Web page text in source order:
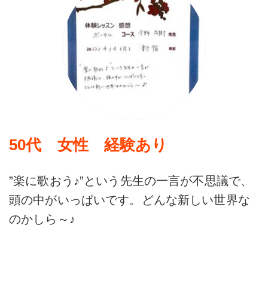
50代 女性 経験あり
”楽に歌おう♪”という先生の一言が不思議で、
頭の中がいっぱいです。どんな新しい世界な
のかしら～♪